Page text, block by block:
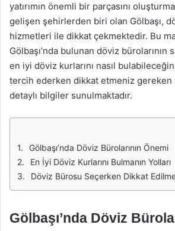
yatırımın önemli bir parçasını
gelişen şehirlerden biri olan Gölbaşı,
hizmetleri ile dikkat çekmektedir. Bu
Gölbaşı’nda bulunan döviz
en iyi döviz kurlarını nasıl
tercih ederken dikkat etmeniz gereken
detaylı bilgiler sunulmaktadır.
Gölbaşı’nda Döviz Bürolarının Önemi
En İyi Döviz Kurlarını Bulmanın Yolları
Döviz Bürosu Seçerken Dikkat
Gölbaşı’nda Döviz